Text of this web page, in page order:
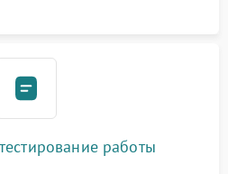
работы